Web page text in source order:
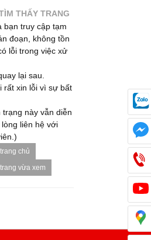
THẤY TRANG
bạn truy cập tạm
đoạn, không tồn
lỗi trong việc xử
lại sau.
rất xin lỗi vì sự bất
trạng này vẫn diễn
lòng liên hệ với
chủ
vừa xem